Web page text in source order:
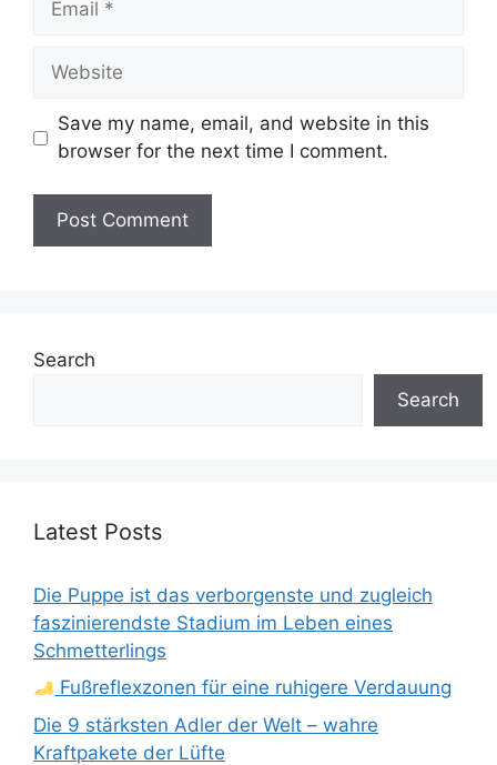
Website
Save my name, email, and website in this
browser for the next time I comment.
Search
Search
Latest Posts
Die Puppe ist das verborgenste und zugleich
faszinierendste Stadium im Leben eines
Schmetterlings
Fußreflexzonen für eine ruhigere Verdauung
Die 9 stärksten Adler der Welt – wahre
Kraftpakete der Lüfte